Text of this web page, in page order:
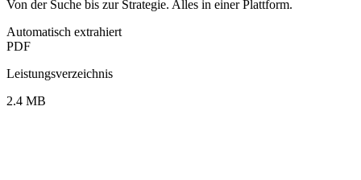
Von der Suche bis zur Strategie. Alles in einer Plattform.
Automatisch extrahiert
PDF
Leistungsverzeichnis
2.4 MB